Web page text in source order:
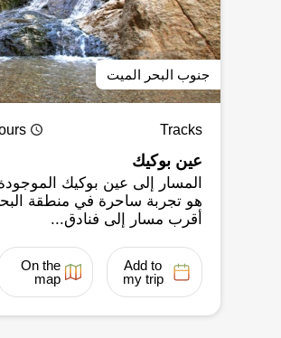
جنوب البحر الميت
Tracks
عين بوكيك
المسار إلى عين بوكيك
هو تجربة ساحرة في منطقة
أقرب مسار إلى فنادق...
Add to
my trip
On the
map